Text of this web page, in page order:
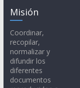
Misión
Coordinar,
recopilar,
normalizar y
difundir los
diferentes
documentos